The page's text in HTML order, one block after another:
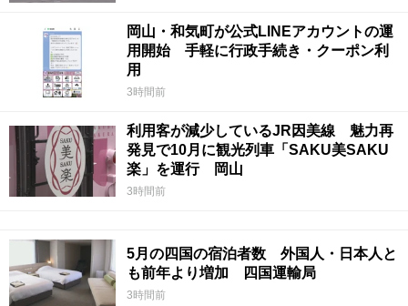
岡山・和気町が公式LINEアカウントの運
用開始 手軽に行政手続き・クーポン利
用
3時間前
利用客が減少しているJR因美線 魅力再
発見で10月に観光列車「SAKU美SAKU
楽」を運行 岡山
3時間前
5月の四国の宿泊者数 外国人・日本人と
も前年より増加 四国運輸局
3時間前